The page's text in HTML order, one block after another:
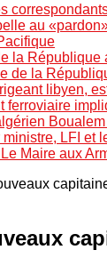
au
la République
de la
libyen,
ferroviaire
Boualem
LFI et
Maire aux